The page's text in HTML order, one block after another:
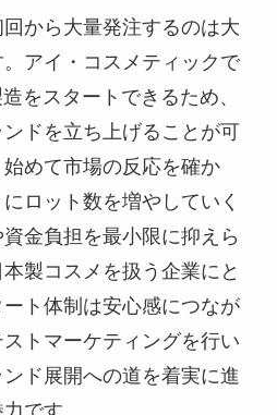
から大量発注するのは大
アイ・コスメティックで
をスタートできるため、
ドを立ち上げることが可
めて市場の反応を確か
ロット数を増やしていく
金負担を最小限に抑えら
製コスメを扱う企業にと
ト体制は安心感につなが
トマーケティングを行い
ド展開への道を着実に進
です。